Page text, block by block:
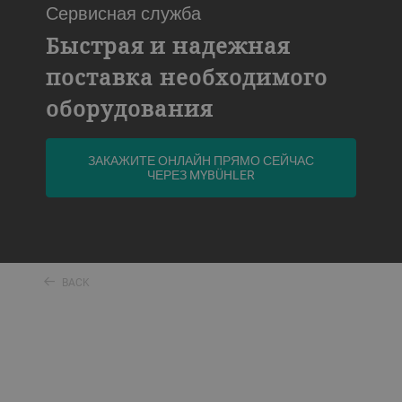
Сервисная служба
Быстрая и надежная
поставка необходимого
оборудования
ЗАКАЖИТЕ ОНЛАЙН ПРЯМО СЕЙЧАС
ЧЕРЕЗ MYBÜHLER
BACK